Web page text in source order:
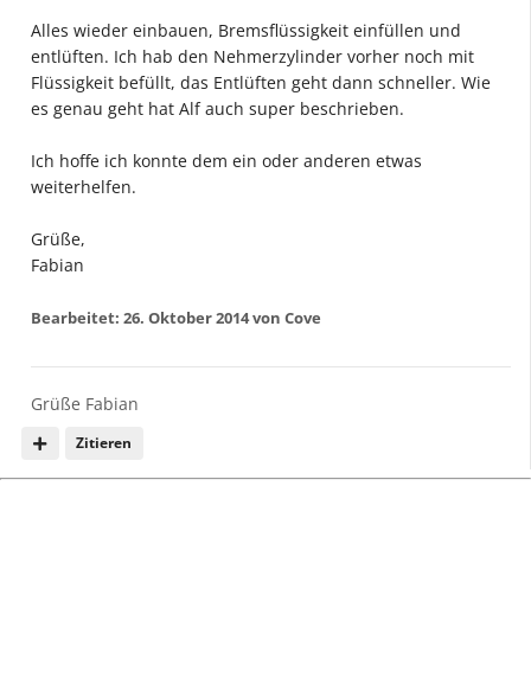
Alles wieder einbauen, Bremsflüssigkeit einfüllen und
entlüften. Ich hab den Nehmerzylinder vorher noch mit
Flüssigkeit befüllt, das Entlüften geht dann schneller. Wie
es genau geht hat Alf auch super beschrieben.
Ich hoffe ich konnte dem ein oder anderen etwas
weiterhelfen.
Grüße,
Fabian
Bearbeitet: 26. Oktober 2014von Cove
Zitieren
Grüße Fabian